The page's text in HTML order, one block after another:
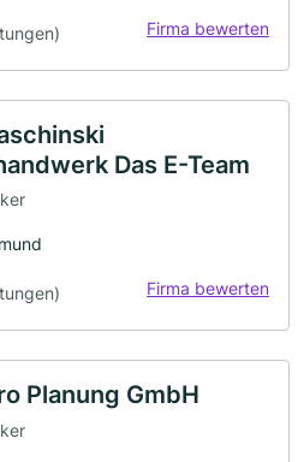
Firma bewerten
Das E-Team
Firma bewerten
Planung GmbH